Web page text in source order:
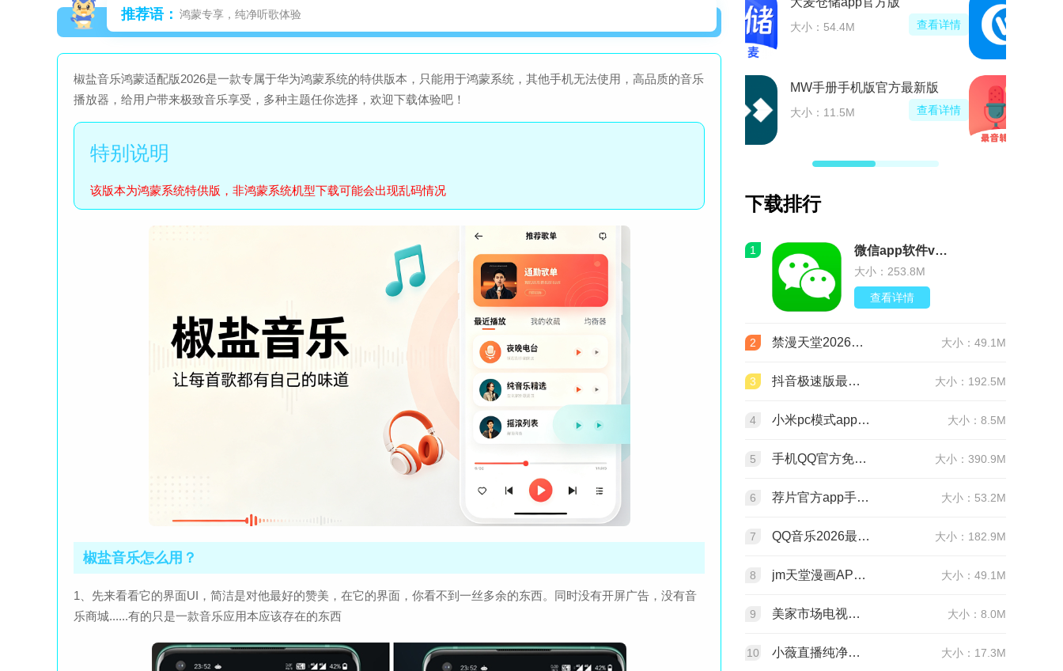
推荐语： 鸿蒙专享，纯净听歌体验
椒盐音乐鸿蒙适配版2026是一款专属于华为鸿蒙系统的特供版本，只能用于鸿蒙系统，其他手机无法使用，高品质的音乐
播放器，给用户带来极致音乐享受，多种主题任你选择，欢迎下载体验吧！
该版本为鸿蒙系统特供版，非鸿蒙系统机型下载可能会出现乱码情况
椒盐音乐怎么用？
1、先来看看它的界面UI，简洁是对他最好的赞美，在它的界面，你看不到一丝多余的东西。同时没有开屏广告，没有音
乐商城......有的只是一款音乐应用本应该存在的东西
大小：54.4M 查看详情
MW手册手机版官方最新版
大小：11.5M 查看详情
下载排行
1 微信app软件v8.0.76 官方版
大小：253.8M
查看详情
2 禁漫天堂2026最新版安装包(JMComic3)v2.0.29安卓版 大小：49.1M
3 抖音极速版最新版本官方版2026v39.7.0安卓版 大小：192.5M
4 小米pc模式app安装包(小米pc模式beta版)v12.1.208.5平板版 大小：8.5M
5 手机QQ官方免费最新版v9.3.25 官方正版 大小：390.9M
6 荐片官方app手机最新版v4.2.5安卓版 大小：53.2M
7 QQ音乐2026最新版app20.6.5.8 官方安卓版 大小：182.9M
8 jm天堂漫画APP安装包v2.0.29安卓最新版 大小：49.1M
9 美家市场电视版安装包v3.3.1安卓TV版 大小：8.0M
10 小薇直播纯净版tv版安装包v2.7.0.6足道纯净版 大小：17.3M